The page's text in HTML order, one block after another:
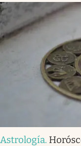
Astrología.